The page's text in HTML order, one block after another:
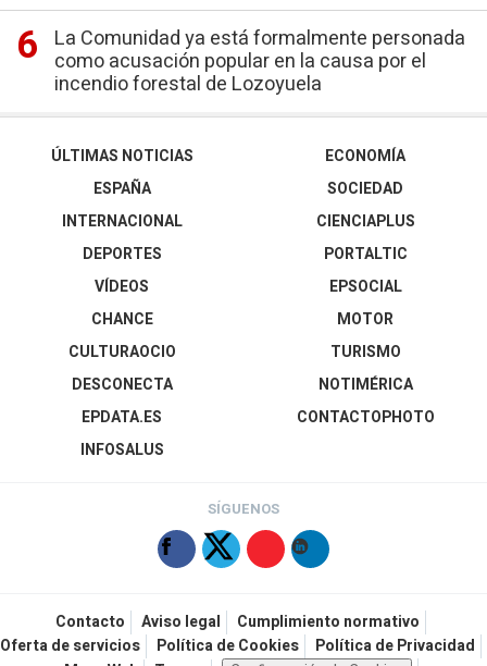
La Comunidad ya está formalmente personada
como acusación popular en la causa por el
incendio forestal de Lozoyuela
ÚLTIMAS NOTICIAS
ESPAÑA
INTERNACIONAL
DEPORTES
VÍDEOS
ECONOMÍA
SOCIEDAD
CIENCIAPLUS
PORTALTIC
EPSOCIAL
CHANCE
CULTURAOCIO
DESCONECTA
EPDATA.ES
INFOSALUS
MOTOR
TURISMO
NOTIMÉRICA
CONTACTOPHOTO
SÍGUENOS
Contacto Aviso legal
Cumplimiento normativo
Oferta de servicios
Política de Cookies
Política de Privacidad